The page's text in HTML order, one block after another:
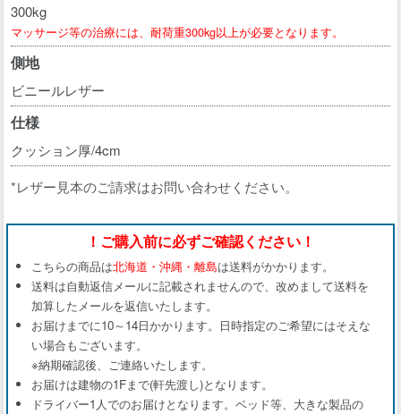
300kg
マッサージ等の治療には、耐荷重300kg以上が必要となります。
側地
ビニールレザー
仕様
クッション厚/4cm
*レザー見本のご請求はお問い合わせください。
！ご購入前に必ずご確認ください！
こちらの商品は北海道・沖縄・離島は送料がかかります。
送料は自動返信メールに記載されませんので、改めまして送料を
加算したメールを返信いたします。
お届けまでに10～14日かかります。日時指定のご希望にはそえな
い場合もございます。
※納期確認後、ご連絡いたします。
お届けは建物の1Fまで(軒先渡し)となります。
ドライバー1人でのお届けとなります。ベッド等、大きな製品の